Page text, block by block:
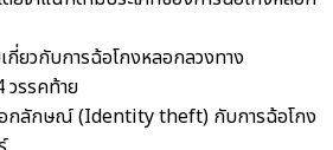
กี่ยวกับการฉ้อโกงหลอกลวงทาง
วรรคท้าย
อกลักษณ์ (Identity theft) กับการฉ้อโกง